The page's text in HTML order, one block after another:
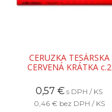
CERUZKA TESÁRSKA
CERVENÁ KRÁTKA c.2
0,57 € s DPH / KS
0,46 € bez DPH / KS